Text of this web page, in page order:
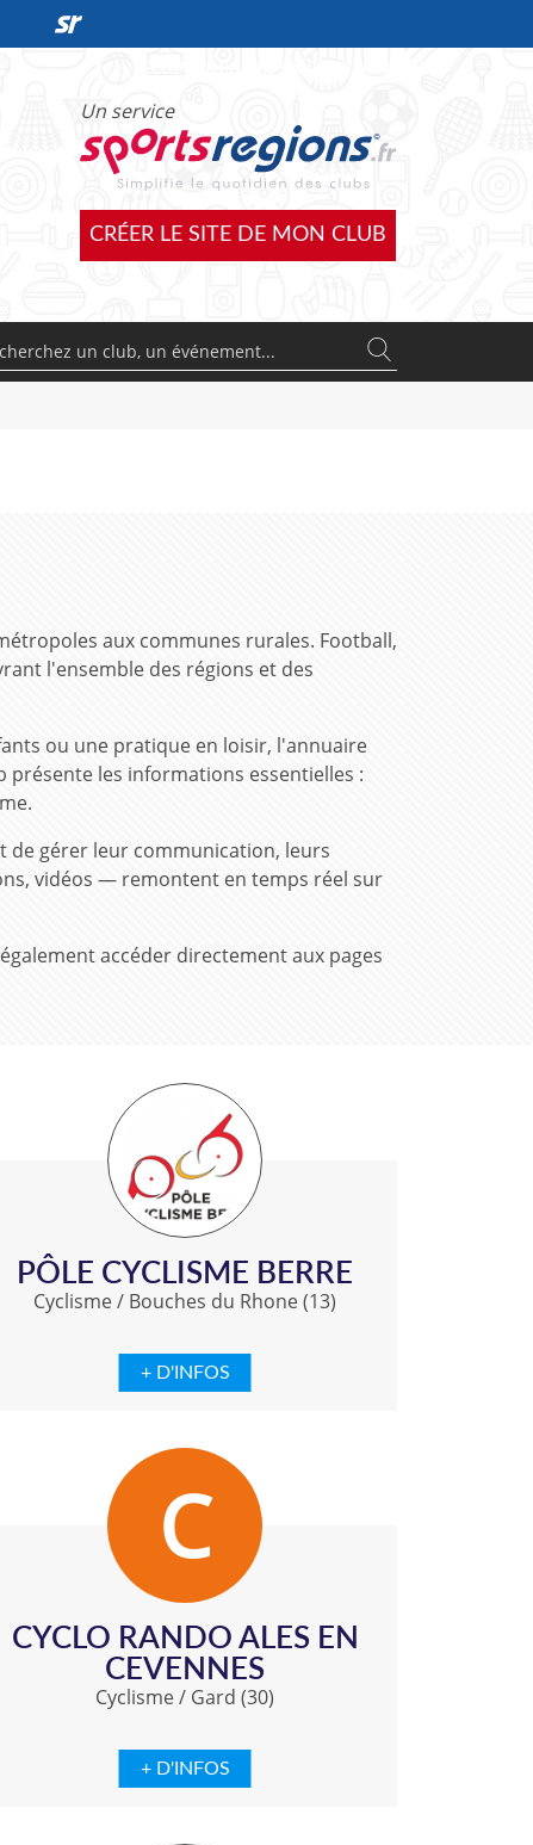
aux communes rurales. Football,
l'ensemble des régions et des
ou une pratique en loisir, l'annuaire
les informations essentielles :
de gérer leur communication, leurs
vidéos — remontent en temps réel sur
accéder directement aux pages
PÔLE CYCLISME BERRE
Cyclisme/ Bouches du Rhone (13)
+ D'INFOS
C
CYCLO RANDO ALES EN
CEVENNES
Cyclisme/ Gard (30)
+ D'INFOS
Un service
CRÉER LE SITE DE MON CLUB